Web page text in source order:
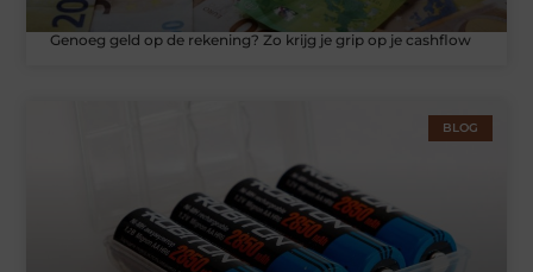
Genoeg geld op de rekening? Zo krijg je grip op je cashflow
BLOG